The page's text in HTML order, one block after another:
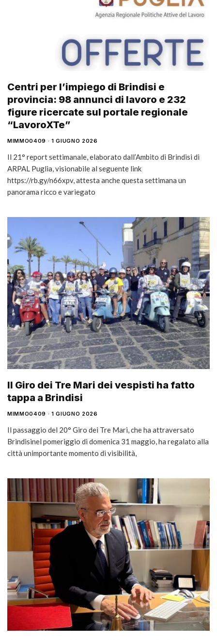
Centri per l’impiego di Brindisi e
provincia: 98 annunci di lavoro e 232
figure ricercate sul portale regionale
“LavoroXTe”
MIMMO0409 1 GIUGNO 2026
Il 21° report settimanale, elaborato dall’Ambito di Brindisi di
ARPAL Puglia, visionabile al seguente link
https://rb.gy/n66xpv, attesta anche questa settimana un
panorama ricco e variegato
Il Giro dei Tre Mari dei vespisti ha fatto
tappa a Brindisi
MIMMO0409 1 GIUGNO 2026
Il passaggio del 20° Giro dei Tre Mari, che ha attraversato
Brindisinel pomeriggio di domenica 31 maggio, ha regalato alla
città unimportante momento di visibilità,